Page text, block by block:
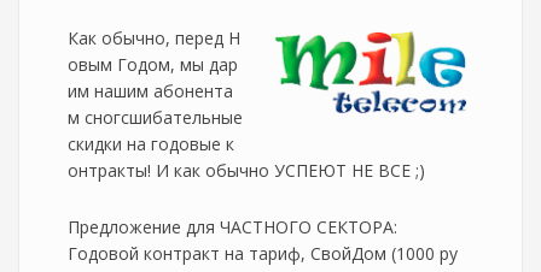
Как обычно, перед Н
овым Годом, мы дар
им нашим абонента
м сногсшибательные
скидки на годовые к
онтракты! И как обычно УСПЕЮТ НЕ ВСЕ ;)
Предложение для ЧАСТНОГО СЕКТОРА:
Годовой контракт на тариф, СвойДом (1000 ру